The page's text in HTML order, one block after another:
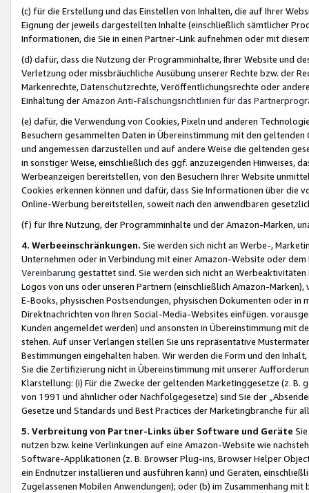
(c) für die Erstellung und das Einstellen von Inhalten, die auf Ihrer
Eignung der jeweils dargestellten Inhalte (einschließlich sämtlicher
Informationen, die Sie in einen Partner-Link aufnehmen oder mit
(d) dafür, dass die Nutzung der Programminhalte, Ihrer Website und
Verletzung oder missbräuchliche Ausübung unserer Rechte bzw. der
Markenrechte, Datenschutzrechte, Veröffentlichungsrechte oder
Einhaltung derAmazon Anti-Fälschungsrichtlinien für das
(e) dafür, die Verwendung von Cookies, Pixeln und anderen
Besuchern gesammelten Daten in Übereinstimmung mit den
und angemessen darzustellen und auf andere Weise die geltenden
in sonstiger Weise, einschließlich des ggf. anzuzeigenden Hinweises,
Werbeanzeigen bereitstellen, von den Besuchern Ihrer Website
Cookies erkennen können und dafür, dass Sie Informationen über die
Online-Werbung bereitstellen, soweit nach den anwendbaren
(f) für Ihre Nutzung, der Programminhalte und der Amazon-Marken,
4. Werbeeinschränkungen. Sie werden sich nicht an Werbe-,
Unternehmen oder in Verbindung mit einer Amazon-Website oder
Vereinbarung gestattet sind. Sie werden sich nicht an
Logos von uns oder unseren Partnern (einschließlich Amazon-
E-Books, physischen Postsendungen, physischen Dokumenten oder in
Direktnachrichten von Ihren Social-Media-Websites einfügen.
Kunden angemeldet werden) und ansonsten in Übereinstimmung mit
stehen. Auf unser Verlangen stellen Sie uns repräsentative
Bestimmungen eingehalten haben. Wir werden die Form und den
Sie die Zertifizierung nicht in Übereinstimmung mit unserer
Klarstellung: (i) Für die Zwecke der geltenden Marketinggesetze (z. B.
von 1991 und ähnlicher oder Nachfolgegesetze) sind Sie der
Gesetze und Standards und Best Practices der Marketingbranche für
5. Verbreitung von Partner-Links über Software und Geräte
nutzen bzw. keine Verlinkungen auf eine Amazon-Website wie
Software-Applikationen (z. B. Browser Plug-ins, Browser Helper
ein Endnutzer installieren und ausführen kann) und Geräten,
Zugelassenen Mobilen Anwendungen); oder (b) im Zusammenhang